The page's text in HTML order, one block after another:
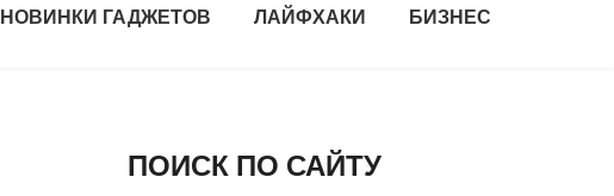
НОВИНКИ ГАДЖЕТОВ ЛАЙФХАКИ БИЗНЕС
ПОИСК ПО САЙТУ